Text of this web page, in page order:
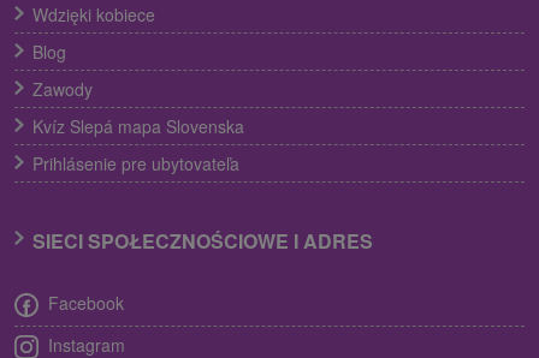
Wdzięki kobiece
Blog
Zawody
Kvíz Slepá mapa Slovenska
Prihlásenie pre ubytovateľa
SIECI SPOŁECZNOŚCIOWE I ADRES
Facebook
Instagram